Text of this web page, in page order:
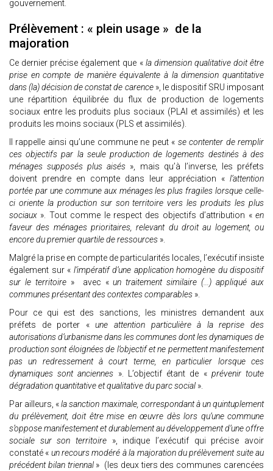
gouvernement.
Prélèvement : « plein usage » de la
majoration
Ce dernier précise également que «la dimension qualitative doit être
prise en compte de manière équivalente à la dimension quantitative
dans (la) décision de constat de carence », le dispositif SRU imposant
une répartition équilibrée du flux de production de logements
sociaux entre les produits plus sociaux (PLAI et assimilés) et les
produits les moins sociaux (PLS et assimilés).
Il rappelle ainsi qu’une commune ne peut « se contenter de remplir
ces objectifs par la seule production de logements destinés à des
ménages supposés plus aisés », mais qu’à l’inverse, les préfets
doivent prendre en compte dans leur appréciation « l’attention
portée par une commune aux ménages les plus fragiles lorsque celle-
ci oriente la production sur son territoire vers les produits les plus
sociaux ». Tout comme le respect des objectifs d’attribution «en
faveur des ménages prioritaires, relevant du droit au logement, ou
encore du premier quartile de ressources ».
Malgré la prise en compte de particularités locales, l’exécutif insiste
également sur « l’impératif d’une application homogène du dispositif
sur le territoire» avec «un traitement similaire (...) appliqué aux
communes présentant des contextes comparables ».
Pour ce qui est des sanctions, les ministres demandent aux
préfets de porter «une attention particulière à la reprise des
autorisations d’urbanisme dans les communes dont les dynamiques de
production sont éloignées de l’objectif et ne permettent manifestement
pas un redressement à court terme, en particulier lorsque ces
dynamiques sont anciennes ». L’objectif étant de « prévenir toute
dégradation quantitative et qualitative du parc social ».
Par ailleurs, «la sanction maximale, correspondant à un quintuplement
du prélèvement, doit être mise en œuvre dès lors qu’une commune
s’oppose manifestement et durablement au développement d’une offre
sociale sur son territoire », indique l’exécutif qui précise avoir
constaté « un recours modéré à la majoration du prélèvement suite au
précédent bilan triennal » (les deux tiers des communes carencées